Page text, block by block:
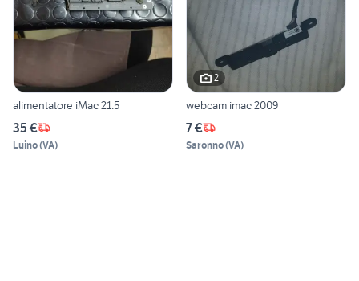
alimentatore iMac 21.5
35 €
Luino(VA)
2
webcam imac 2009
7 €
Saronno(VA)